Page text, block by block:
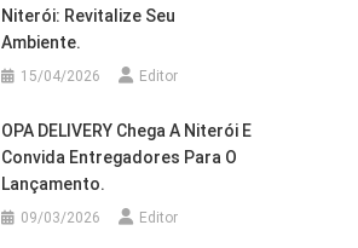
Niterói: Revitalize Seu
Ambiente.
15/04/2026 Editor
OPA DELIVERY Chega A Niterói E
Convida Entregadores Para O
Lançamento.
09/03/2026 Editor